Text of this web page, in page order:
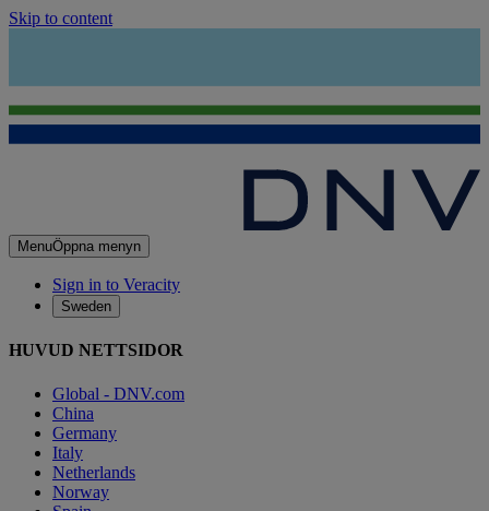
Skip to content
MenuÖppna menyn
Sign in to Veracity
Sweden
HUVUD NETTSIDOR
Global - DNV.com
China
Germany
Italy
Netherlands
Norway